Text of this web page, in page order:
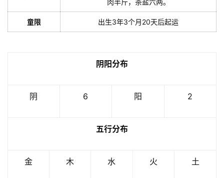
肉半斤，茶盐六两。
童限 出生3年3个月20天后起运
阴阳分布
阴 6 阳 2
五行分布
金 木 水 火 土